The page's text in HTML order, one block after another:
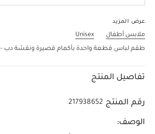
عرض المزيد
ملابس أطفال
Unisex
طقم لباس قطعة واحدة بأكمام قصيرة ونقشة دب - 5 قطع
تفاصيل المنتج
رقم المنتج 217938652
الوصف: